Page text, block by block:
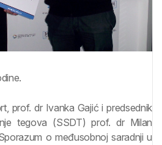
prof. dr Ivanka Gajić i predsednik
tegova (SSDT) prof. dr Milan
o međusobnoj saradnji u